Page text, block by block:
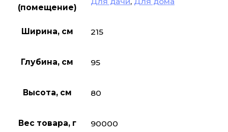
(помещение)
Ширина, см 215
Глубина, см 95
Высота, см 80
Вес товара, г 90000